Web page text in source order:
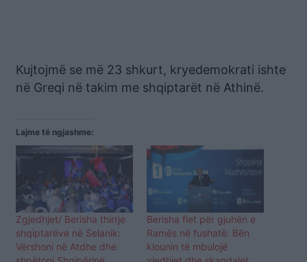
Kujtojmë se më 23 shkurt, kryedemokrati ishte
në Greqi në takim me shqiptarët në Athinë.
Lajme të ngjashme:
Zgjedhjet/ Berisha thirrje
shqiptarëve në Selanik:
Vërshoni në Atdhe dhe
Berisha flet për gjuhën e
Ramës në fushatë: Bën
klounin të mbulojë